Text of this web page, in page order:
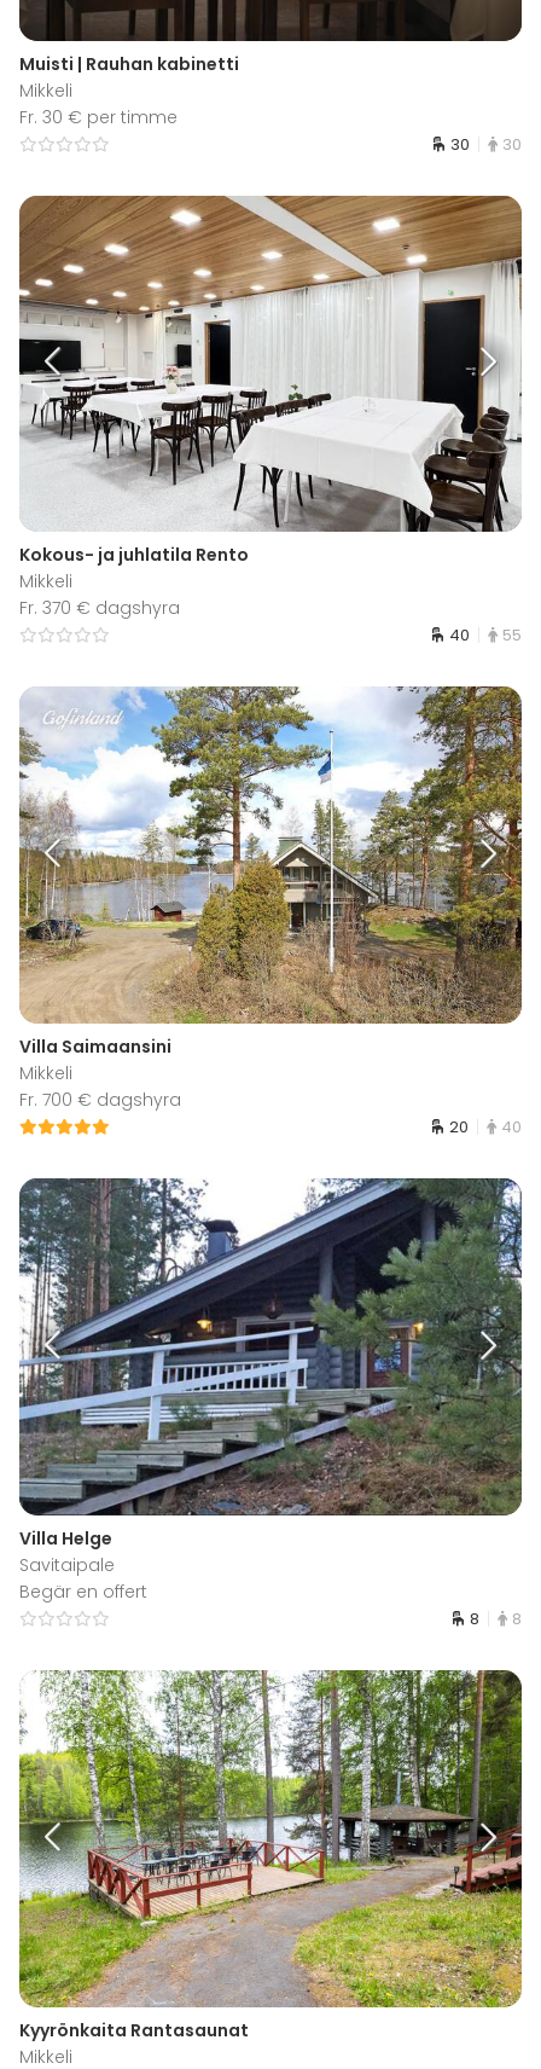
Muisti | Rauhan kabinetti
Mikkeli
Fr. 30 € per timme
30 30
Kokous- ja juhlatila Rento
Mikkeli
Fr. 370 € dagshyra
40 55
Villa Saimaansini
Mikkeli
Fr. 700 € dagshyra
20 40
Villa Helge
Savitaipale
Begär en offert
8 8
Kyyrönkaita Rantasaunat
Mikkeli